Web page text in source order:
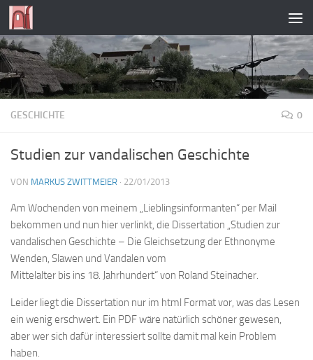
Zum Inhalt springen
GESCHICHTE 0
Studien zur vandalischen Geschichte
VON MARKUS ZWITTMEIER · 22/01/2013
Am Wochenden von meinem „Lieblingsinformanten“ per Mail
bekommen und nun hier verlinkt, die Dissertation „Studien zur
vandalischen Geschichte – Die Gleichsetzung der Ethnonyme
Wenden, Slawen und Vandalen vom
Mittelalter bis ins 18. Jahrhundert“ von Roland Steinacher.
Leider liegt die Dissertation nur im html Format vor, was das Lesen
ein wenig erschwert. Ein PDF wäre natürlich schöner gewesen,
aber wer sich dafür interessiert sollte damit mal kein Problem
haben.